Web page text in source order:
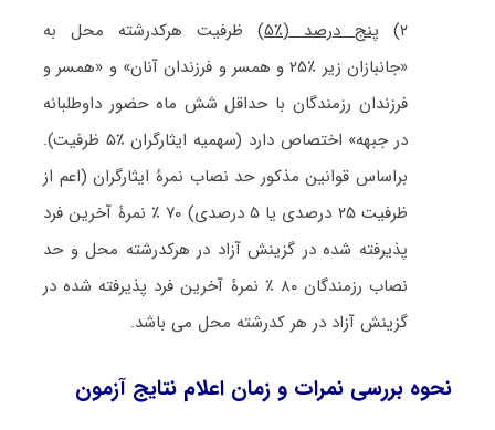
۲) پنج درصد (٪۵)
ظرفیت هرکدرشته محل به
«جانبازان زیر ٪۲۵ و همسر و فرزندان آنان »و «همسر و
فرزندان رزمندگان با حداقل شش ماه حضور داوطلبانه
در جبهه» اختصاص دارد (سهمیه ایثارگران ٪۵ ظرفیت)
.
براساس قوانین مذکور حد نصاب نمرۀ ایثارگران (اعم از
ظرفیت ۲۵ درصدی یا ۵ درصدی)
۷۰ ٪ نمرۀ آخرین فرد
پذیرفته شده در گزینش آزاد در هرکدرشته محل و حد
نصاب رزمندگان ۸۰ ٪ نمرۀ آخرین فرد پذیرفته شده در
گزینش آزاد در هر کدرشته محل می باشد.
نحوە بررسی نمرات و زمان اعلام نتایج آزمون